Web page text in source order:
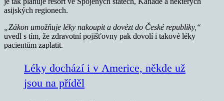
asijských regionech.
„Zákon umožňuje léky nakoupit a dovézt do České republiky,“
uvedl s tím, že zdravotní pojišťovny pak dovolí i takové léky
pacientům zaplatit.
Léky dochází i v Americe, někde už
jsou na příděl